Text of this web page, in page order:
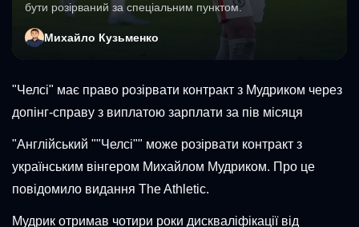
бути розірваний за спеціальним пунктом.
Михайло Кузьменко
"Челсі" має право розірвати контракт з Мудриком через
допінг-справу з виплатою зарплати за пів місяця
"Англійський ""Челсі"" може розірвати контракт з
українським вінгером Михайлом Мудриком. Про це
повідомило видання The Athletic.
Мудрик отримав чотири роки дискваліфікації від